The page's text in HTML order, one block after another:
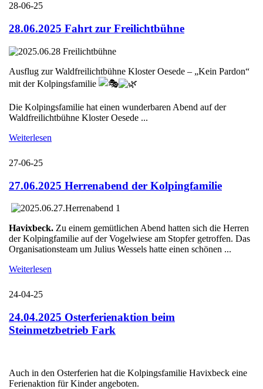
28-06-25
28.06.2025 Fahrt zur Freilichtbühne
Ausflug zur Waldfreilichtbühne Kloster Oesede – „Kein Pardon“
mit der Kolpingsfamilie
Die Kolpingsfamilie hat einen wunderbaren Abend auf der
Waldfreilichtbühne Kloster Oesede ...
Weiterlesen
27-06-25
27.06.2025 Herrenabend der Kolpingfamilie
Havixbeck. Zu einem gemütlichen Abend hatten sich die Herren
der Kolpingfamilie auf der Vogelwiese am Stopfer getroffen. Das
Organisationsteam um Julius Wessels hatte einen schönen ...
Weiterlesen
24-04-25
24.04.2025 Osterferienaktion beim
Steinmetzbetrieb Fark
Auch in den Osterferien hat die Kolpingsfamilie Havixbeck eine
Ferienaktion für Kinder angeboten.